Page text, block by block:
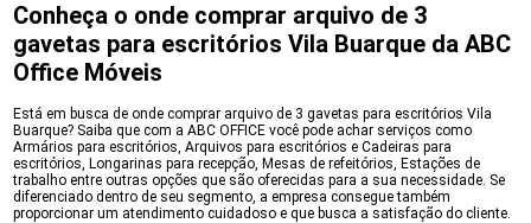
Conheça o onde comprar arquivo de 3
gavetas para escritórios Vila Buarque da ABC
Office Móveis
Está em busca de onde comprar arquivo de 3 gavetas para escritórios Vila
Buarque? Saiba que com a ABC OFFICE você pode achar serviços como
Armários para escritórios, Arquivos para escritórios e Cadeiras para
escritórios, Longarinas para recepção, Mesas de refeitórios, Estações de
trabalho entre outras opções que são oferecidas para a sua necessidade. Se
diferenciado dentro de seu segmento, a empresa consegue também
proporcionar um atendimento cuidadoso e que busca a satisfação do cliente.